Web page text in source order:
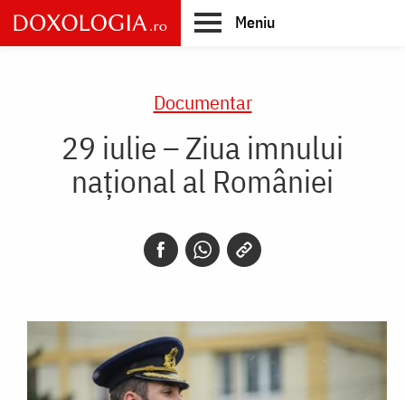
Skip
to
main
Meniu
Documentar
29 iulie – Ziua imnului
național al României